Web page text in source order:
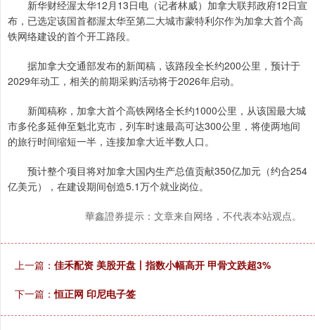
新华财经渥太华12月13日电（记者林威）加拿大联邦政府12日宣
布，已选定该国首都渥太华至第二大城市蒙特利尔作为加拿大首个高
铁网络建设的首个开工路段。
据加拿大交通部发布的新闻稿，该路段全长约200公里，预计于
2029年动工，相关的前期采购活动将于2026年启动。
新闻稿称，加拿大首个高铁网络全长约1000公里，从该国最大城
市多伦多延伸至魁北克市，列车时速最高可达300公里，将使两地间
的旅行时间缩短一半，连接加拿大近半数人口。
预计整个项目将对加拿大国内生产总值贡献350亿加元（约合254
亿美元），在建设期间创造5.1万个就业岗位。
華鑫證券提示：文章来自网络，不代表本站观点。
上一篇： 佳禾配资 美股开盘丨指数小幅高开 甲骨文跌超3%
下一篇：恒正网 印尼电子签